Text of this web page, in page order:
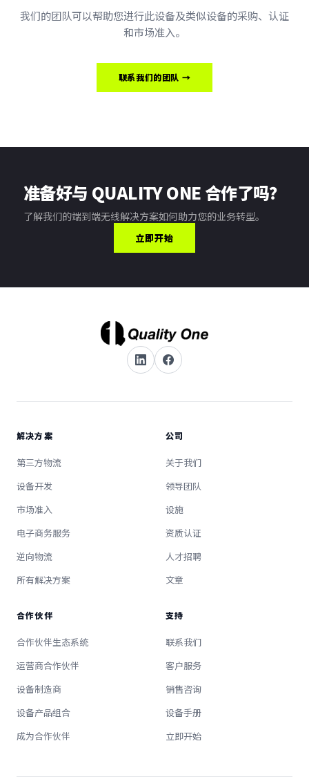
我们的团队可以帮助您进行此设备及类似设备的采购、认证
和市场准入。
联系我们的团队 →
准备好与 QUALITY ONE 合作了吗？
了解我们的端到端无线解决方案如何助力您的业务转型。
立即开始
解决方案
第三方物流
设备开发
市场准入
电子商务服务
逆向物流
所有解决方案
公司
关于我们
领导团队
设施
资质认证
人才招聘
文章
合作伙伴
合作伙伴生态系统
运营商合作伙伴
设备制造商
设备产品组合
成为合作伙伴
支持
联系我们
客户服务
销售咨询
设备手册
立即开始